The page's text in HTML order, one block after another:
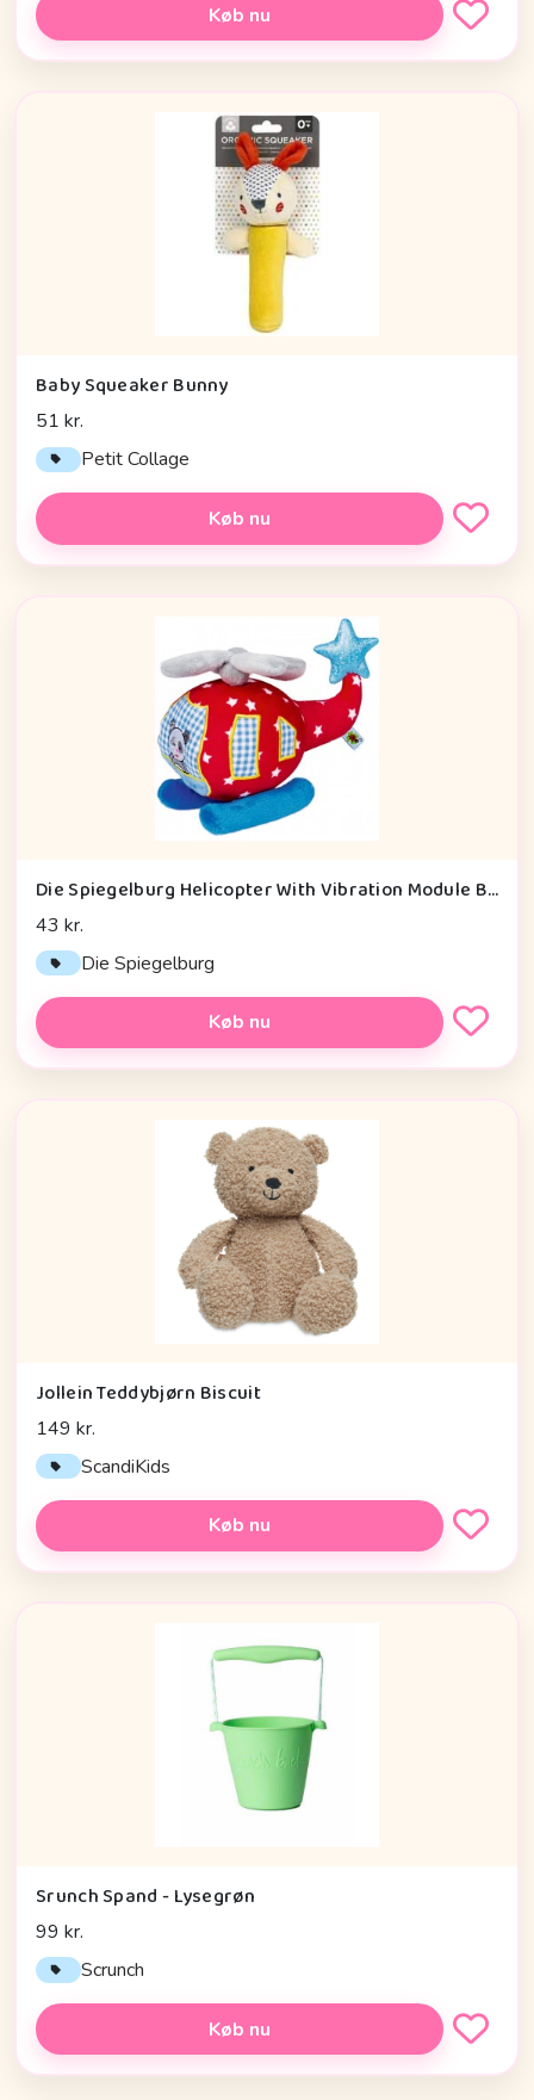
Køb nu
Baby Squeaker Bunny
51 kr.
Petit Collage
Køb nu
Die Spiegelburg Helicopter With Vibration Module Baby Charms - Legetøj
43 kr.
Die Spiegelburg
Køb nu
Jollein Teddybjørn Biscuit
149 kr.
ScandiKids
Køb nu
Srunch Spand - Lysegrøn
99 kr.
Scrunch
Køb nu